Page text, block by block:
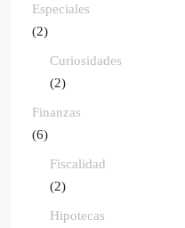
Especiales
(2)
Curiosidades
(2)
Finanzas
(6)
Fiscalidad
(2)
Hipotecas